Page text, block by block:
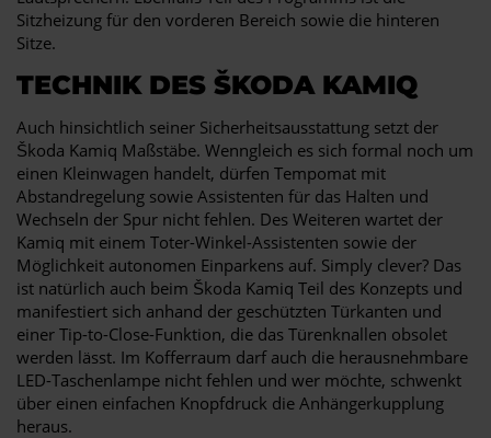
Sitzheizung für den vorderen Bereich sowie die hinteren
Sitze.
TECHNIK DES ŠKODA KAMIQ
Auch hinsichtlich seiner Sicherheitsausstattung setzt der
Škoda Kamiq Maßstäbe. Wenngleich es sich formal noch um
einen Kleinwagen handelt, dürfen Tempomat mit
Abstandregelung sowie Assistenten für das Halten und
Wechseln der Spur nicht fehlen. Des Weiteren wartet der
Kamiq mit einem Toter-Winkel-Assistenten sowie der
Möglichkeit autonomen Einparkens auf. Simply clever? Das
ist natürlich auch beim Škoda Kamiq Teil des Konzepts und
manifestiert sich anhand der geschützten Türkanten und
einer Tip-to-Close-Funktion, die das Türenknallen obsolet
werden lässt. Im Kofferraum darf auch die herausnehmbare
LED-Taschenlampe nicht fehlen und wer möchte, schwenkt
über einen einfachen Knopfdruck die Anhängerkupplung
heraus.